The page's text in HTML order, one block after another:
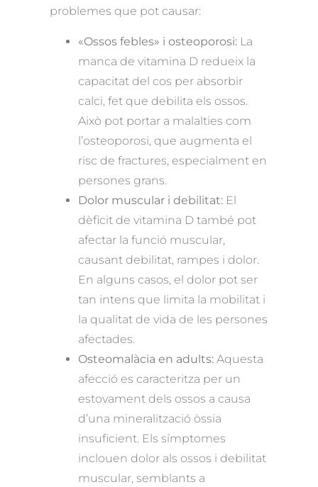
problemes que pot causar:
«Ossos febles» i osteoporosi: La
manca de vitamina D redueix la
capacitat del cos per absorbir
calci, fet que debilita els ossos.
Això pot portar a malalties com
l’osteoporosi, que augmenta el
risc de fractures, especialment en
persones grans.
Dolor muscular i debilitat: El
dèficit de vitamina D també pot
afectar la funció muscular,
causant debilitat, rampes i dolor.
En alguns casos, el dolor pot ser
tan intens que limita la mobilitat i
la qualitat de vida de les persones
afectades.
Osteomalàcia en adults: Aquesta
afecció es caracteritza per un
estovament dels ossos a causa
d’una mineralització òssia
insuficient. Els símptomes
inclouen dolor als ossos i debilitat
muscular, semblants a